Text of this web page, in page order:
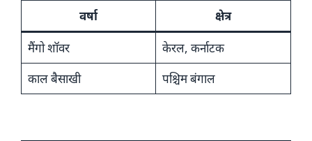
वर्षा
क्षेत्र
मैंगो शॉवर
केरल, कर्नाटक
काल बैसाखी
पश्चिम बंगाल